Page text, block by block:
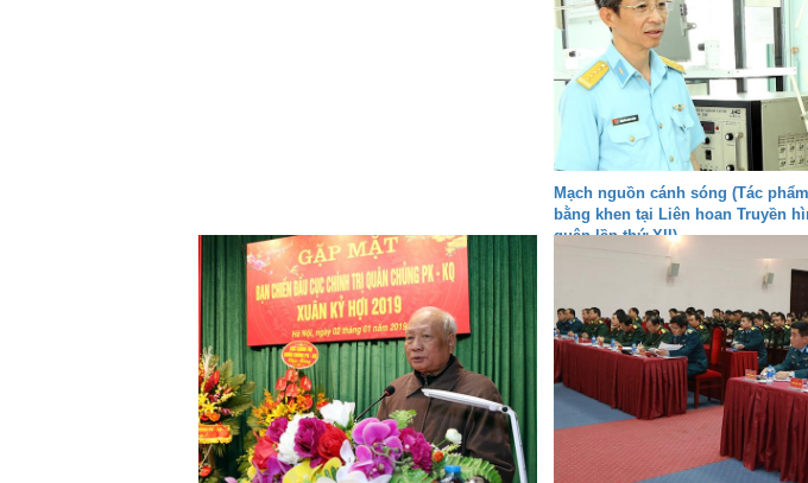
Mạch nguồn cánh sóng (Tác
bằng khen tại Liên hoan Truyền
quân lần thứ XII)